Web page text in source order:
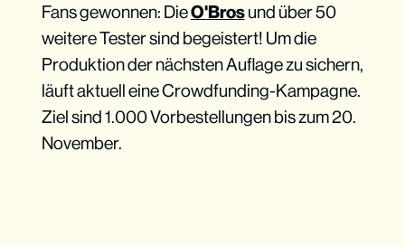
Fans gewonnen: DieO'Brosund über 50
weitere Tester sind begeistert! Um die
Produktion der nächsten Auflage zu sichern,
läuft aktuell eine Crowdfunding-Kampagne.
Ziel sind 1.000 Vorbestellungen bis zum 20.
November.